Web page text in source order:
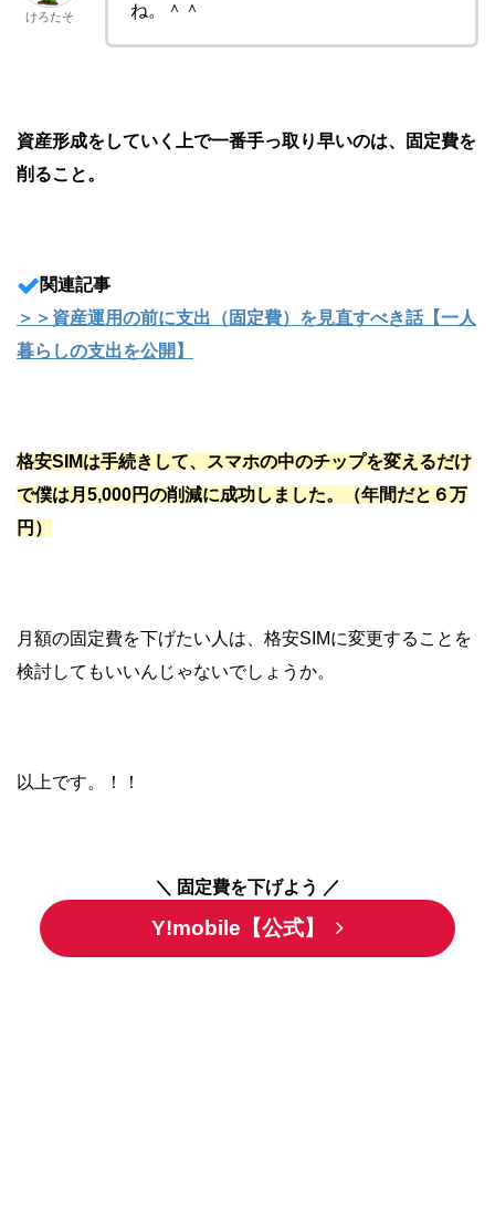
けろたそ
ね。＾＾
資産形成をしていく上で一番手っ取り早いのは、固定費を
削ること。
関連記事
＞＞資産運用の前に支出（固定費）を見直すべき話【一人
暮らしの支出を公開】
格安SIMは手続きして、スマホの中のチップを変えるだけ
で僕は月5,000円の削減に成功しました。（年間だと６万
円）
月額の固定費を下げたい人は、格安SIMに変更することを
検討してもいいんじゃないでしょうか。
以上です。！！
＼ 固定費を下げよう ／
Y!mobile【公式】